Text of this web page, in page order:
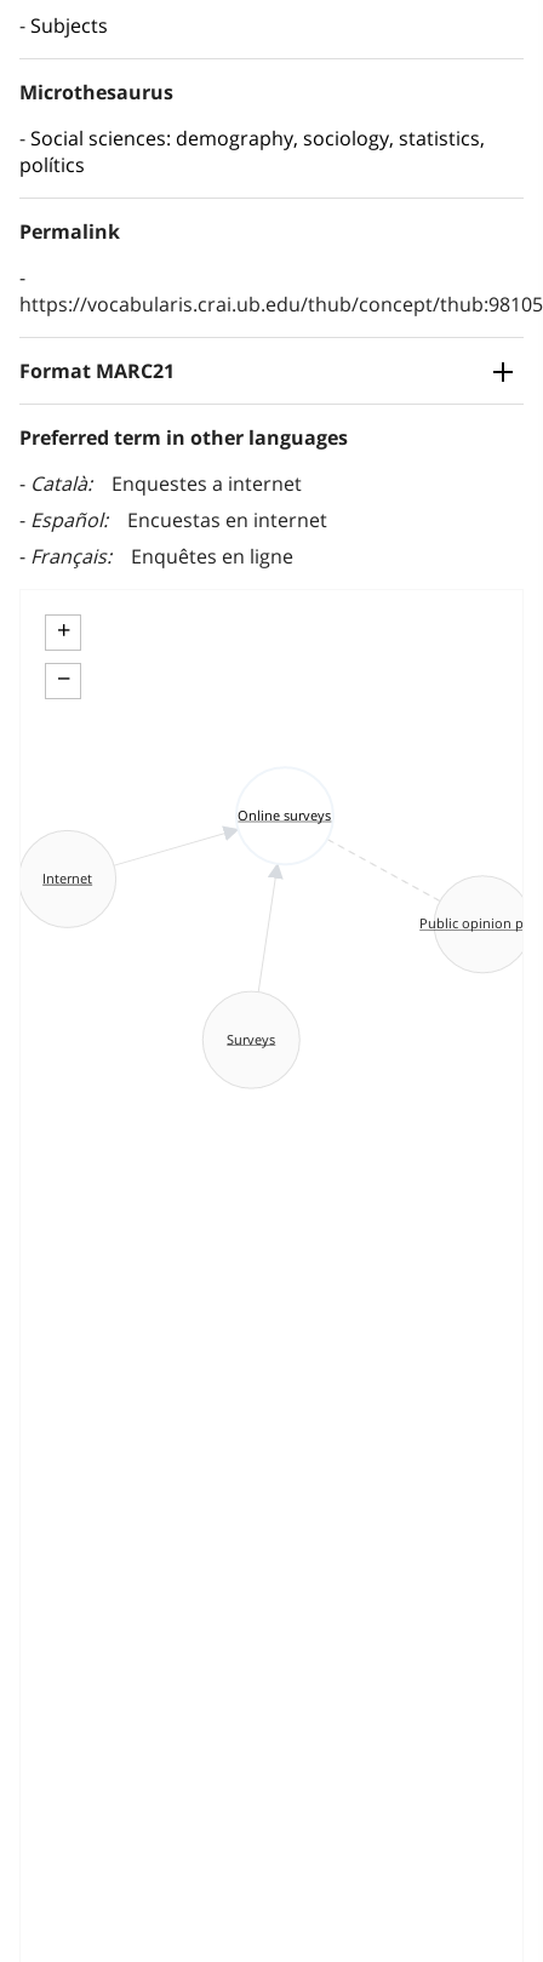
Subjects
Microthesaurus
Social sciences: demography, sociology, statistics,
polítics
Permalink
https://vocabularis.crai.ub.edu/thub/concept/
Format MARC21
Preferred term in other languages
Català
Enquestes a internet
Español
Encuestas en internet
Français
Enquêtes en ligne
+
−
Surveys
Internet
Online surveys
Public opinion